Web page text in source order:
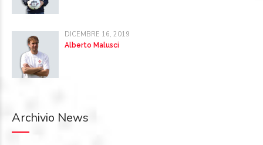
DICEMBRE 16, 2019
Alberto Malusci
Archivio News